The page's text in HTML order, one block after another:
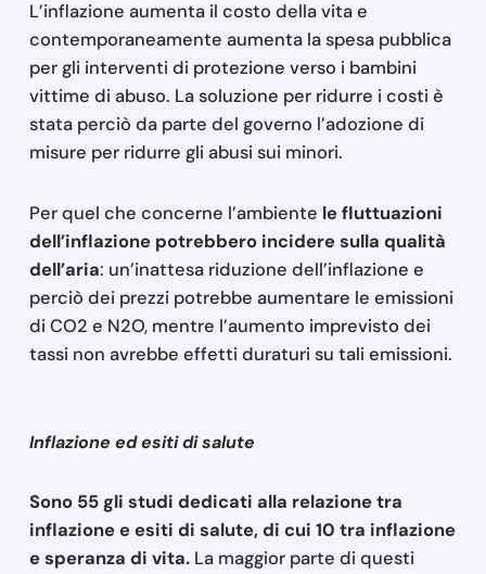
L’inflazione aumenta il costo della vita e
contemporaneamente aumenta la spesa pubblica
per gli interventi di protezione verso i bambini
vittime di abuso. La soluzione per ridurre i costi è
stata perciò da parte del governo l’adozione di
misure per ridurre gli abusi sui minori.
Per quel che concerne l’ambiente le fluttuazioni
dell’inflazione potrebbero incidere sulla qualità
dell’aria: un’inattesa riduzione dell’inflazione e
perciò dei prezzi potrebbe aumentare le emissioni
di CO2 e N2O, mentre l’aumento imprevisto dei
tassi non avrebbe effetti duraturi su tali emissioni.
Inflazione ed esiti di salute
Sono 55 gli studi dedicati alla relazione tra
inflazione e esiti di salute, di cui 10 tra inflazione
e speranza di vita.La maggior parte di questi